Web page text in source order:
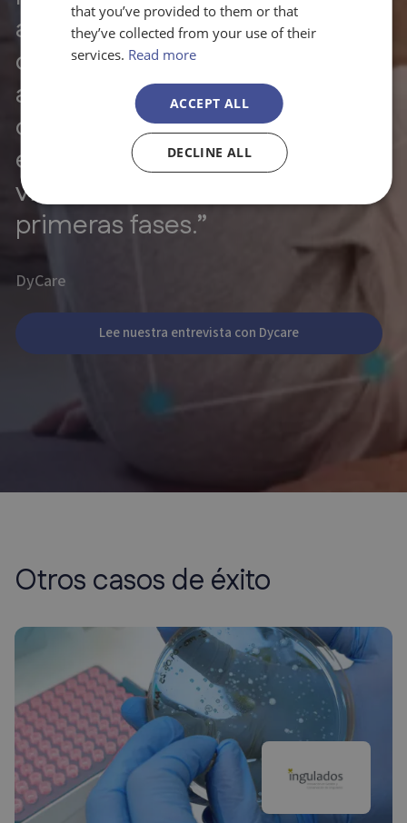
apoyo financiero, hemos
contado con un
acompañamiento estratégico
que nos ha permitido
estructurar el proyecto con
visión internacional desde sus
primeras fases.”
DyCare
Lee nuestra entrevista con Dycare
Otros casos de éxito
that you’ve provided to them or that
they’ve collected from your use of their
services. Read more
ACCEPT ALL
DECLINE ALL